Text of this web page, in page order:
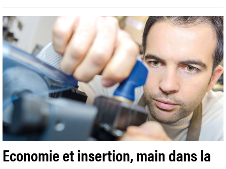
Economie et insertion, main dans la